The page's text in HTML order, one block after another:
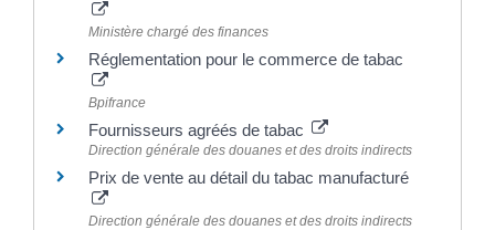
Ministère chargé des finances
Réglementation pour le commerce de tabac
Bpifrance
Fournisseurs agréés de tabac
Direction générale des douanes et des droits indirects
Prix de vente au détail du tabac manufacturé
Direction générale des douanes et des droits indirects